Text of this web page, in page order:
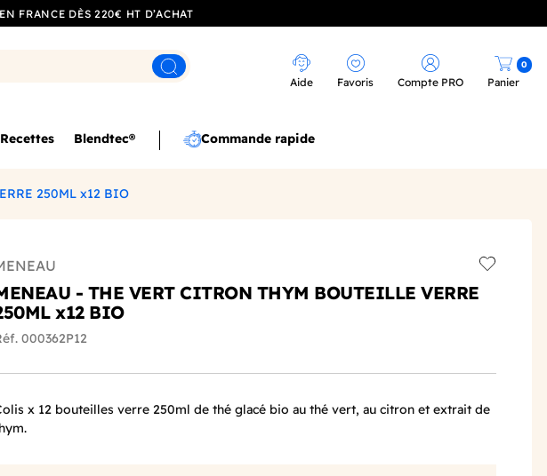
FRANCE DÈS 220€ HT D’ACHAT
Rechercher
Aide Favoris Compte PRO Panier
0
Recettes Blendtec® Commande rapide
250ML x12 BIO
- THE VERT CITRON THYM BOUTEILLE VERRE
x12 BIO
000362P12
x 12 bouteilles verre 250ml de thé glacé bio au thé vert, au citron et extrait de